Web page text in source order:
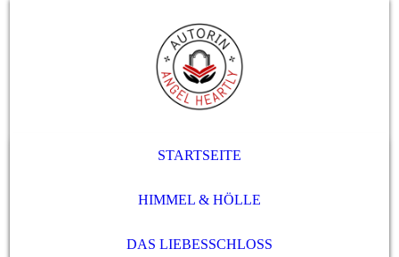
STARTSEITE
HIMMEL & HÖLLE
DAS LIEBESSCHLOSS